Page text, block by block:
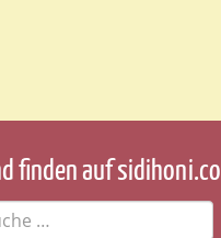
finden auf